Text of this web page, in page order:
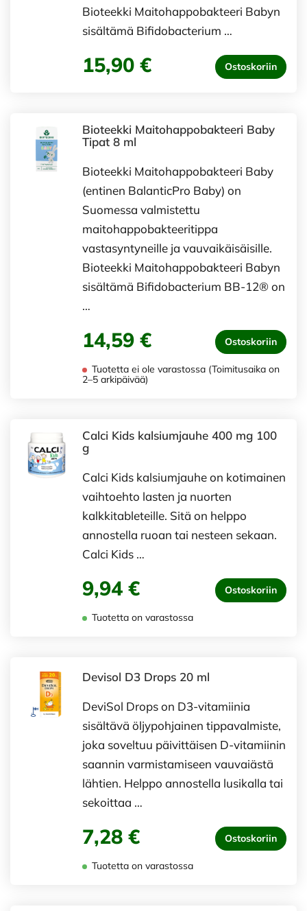
Bioteekki Maitohappobakteeri Babyn
sisältämä Bifidobacterium …
15,90 € Ostoskoriin
Bioteekki Maitohappobakteeri Baby
Tipat 8 ml
Bioteekki Maitohappobakteeri Baby
(entinen BalanticPro Baby) on
Suomessa valmistettu
maitohappobakteeritippa
vastasyntyneille ja vauvaikäisäisille.
Bioteekki Maitohappobakteeri Babyn
sisältämä Bifidobacterium BB-12® on
…
14,59 € Ostoskoriin
Tuotetta ei ole varastossa (Toimitusaika on
2–5 arkipäivää)
Calci Kids kalsiumjauhe 400 mg 100
g
Calci Kids kalsiumjauhe on kotimainen
vaihtoehto lasten ja nuorten
kalkkitableteille. Sitä on helppo
annostella ruoan tai nesteen sekaan.
Calci Kids …
9,94 € Ostoskoriin
Tuotetta on varastossa
Devisol D3 Drops 20 ml
DeviSol Drops on D3-vitamiinia
sisältävä öljypohjainen tippavalmiste,
joka soveltuu päivittäisen D-vitamiinin
saannin varmistamiseen vauvaiästä
lähtien. Helppo annostella lusikalla tai
sekoittaa …
7,28 € Ostoskoriin
Tuotetta on varastossa